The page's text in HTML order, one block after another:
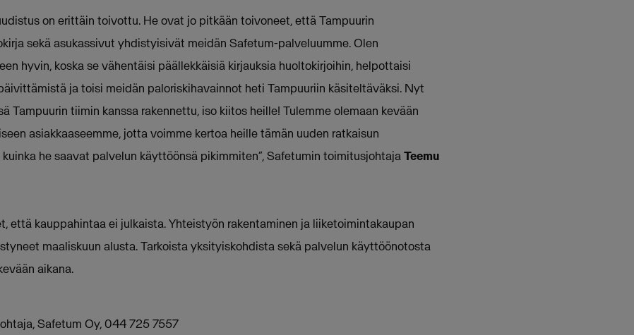
on erittäin toivottu. He ovat jo pitkään toivoneet, että Tampuurin
sekä asukassivut yhdistyisivät meidän Safetum-palveluumme. Olen
hyvin, koska se vähentäisi päällekkäisiä kirjauksia huoltokirjoihin, helpottaisi
ja toisi meidän paloriskihavainnot heti Tampuuriin käsiteltäväksi. Nyt
Tampuurin tiimin kanssa rakennettu, iso kiitos heille! Tulemme olemaan kevään
asiakkaaseemme, jotta voimme kertoa heille tämän uuden ratkaisun
he saavat palvelun käyttöönsä pikimmiten”, Safetumin toimitusjohtajaTeemu
että kauppahintaa ei julkaista. Yhteistyön rakentaminen ja liiketoimintakaupan
maaliskuun alusta. Tarkoista yksityiskohdista sekä palvelun käyttöönotosta
aikana.
Safetum Oy, 044 725 7557